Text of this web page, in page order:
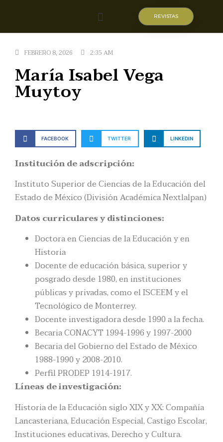
REVISTAS
FEBRERO 8, 2026 2:35 AM
María Isabel Vega
Muytoy
FACEBOOK TWITTER LINKEDIN
Institución de adscripción:
Instituto Superior de Ciencias de la Educación del
Estado de México (División Académica Nextlalpan)
Datos curriculares y distinciones:
Doctora en Ciencias de la Educación y en
Historia
Docente de educación básica, superior y
posgrado desde 1980, en instituciones
públicas y privadas, como el ISCEEM y el
Tecnológico de Monterrey.
Docente investigadora desde 1990 a la fecha.
Becaria CONACYT 1994-1996 y 1997-2000
Becaria del Gobierno del Estado de México
1988-1990 y 2008-2010.
Perfil PRODEP 1914-1917.
Líneas de investigación:
Historia de la Educación siglo XIX y XX: Compañía
Lancasteriana, Educación Especial, Castigo Escolar,
Instituciones educativas, Derecho y Cultura.